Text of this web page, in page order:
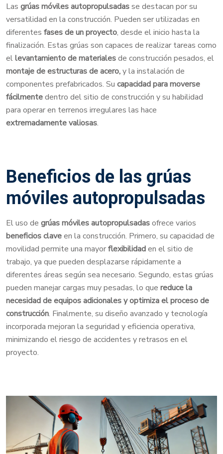
Las grúas móviles autopropulsadasse destacan por su
versatilidad en la construcción. Pueden ser utilizadas en
diferentes fases de un proyecto, desde el inicio hasta la
finalización. Estas grúas son capaces de realizar tareas como
ellevantamiento de materialesde construcción pesados, el
montaje de estructuras de acero,y la instalación de
componentes prefabricados. Su capacidad para moverse
fácilmentedentro del sitio de construcción y su habilidad
para operar en terrenos irregulares las hace
extremadamente valiosas.
Beneficios de las grúas
móviles autopropulsadas
El uso de grúas móviles autopropulsadasofrece varios
beneficios claveen la construcción. Primero, su capacidad de
movilidad permite una mayorflexibilidaden el sitio de
trabajo, ya que pueden desplazarse rápidamente a
diferentes áreas según sea necesario. Segundo, estas grúas
pueden manejar cargas muy pesadas, lo que reduce la
necesidad de equipos adicionales yoptimiza el proceso de
construcción. Finalmente, su diseño avanzado y tecnología
incorporada mejoran la seguridad y eficiencia operativa,
minimizando el riesgo de accidentes y retrasos en el
proyecto.